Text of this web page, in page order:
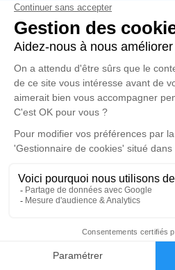
Faire-part
condoléances, partager des
anecdote ou exprimer vos
ou des textes. Cet endroit est un
honorer la mémoire d’Alain.
Un service de plantation d’arbre
ici.
Cérémonie civile
jeudi 29 janvier 2026 à
2740, Route de Montmelas